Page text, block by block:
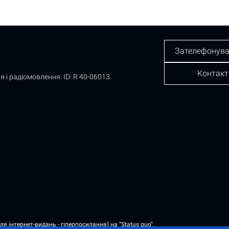
радіомовлення. ID: R 40-06013.
інтернет-видань - гіперпосилання) на "Status quo".